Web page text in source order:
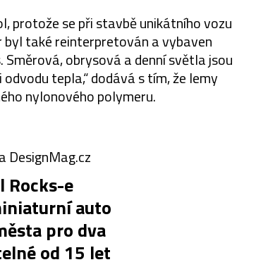
protože se při stavbě unikátního vozu
byl také reinterpretován a vybaven
obrysová a denní světla jsou
tepla,“ dodává s tím, že lemy
nylonového polymeru.
DesignMag.cz
Rocks-e
auto
pro dva
od 15 let